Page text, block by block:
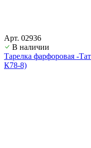
Арт. 02936
В наличии
Тарелка фарфоровая -
К78-8)